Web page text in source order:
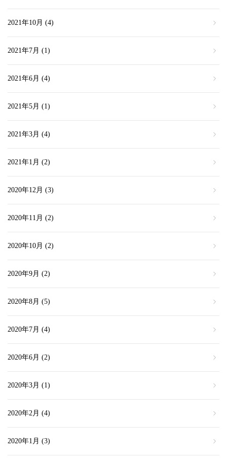
2021年10月 (4)
2021年7月 (1)
2021年6月 (4)
2021年5月 (1)
2021年3月 (4)
2021年1月 (2)
2020年12月 (3)
2020年11月 (2)
2020年10月 (2)
2020年9月 (2)
2020年8月 (5)
2020年7月 (4)
2020年6月 (2)
2020年3月 (1)
2020年2月 (4)
2020年1月 (3)